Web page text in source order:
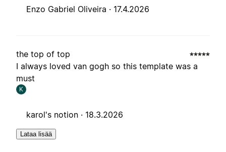
Enzo Gabriel Oliveira · 17.4.2026
the top of top
I always loved van gogh so this template was a
must
K
karol's notion · 18.3.2026
Lataa lisää